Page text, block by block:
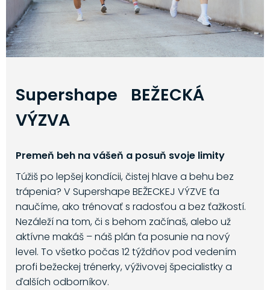
Supershape BEŽECKÁ
VÝZVA
Premeň beh na vášeň a posuň svoje limity
Túžiš po lepšej kondícii, čistej hlave a behu bez
trápenia? V Supershape BEŽECKEJ VÝZVE ťa
naučíme, ako trénovať s radosťou a bez ťažkostí.
Nezáleží na tom, či s behom začínaš, alebo už
aktívne makáš – náš plán ťa posunie na nový
level. To všetko počas 12 týždňov pod vedením
profi bežeckej trénerky, výživovej špecialistky a
ďalších odborníkov.